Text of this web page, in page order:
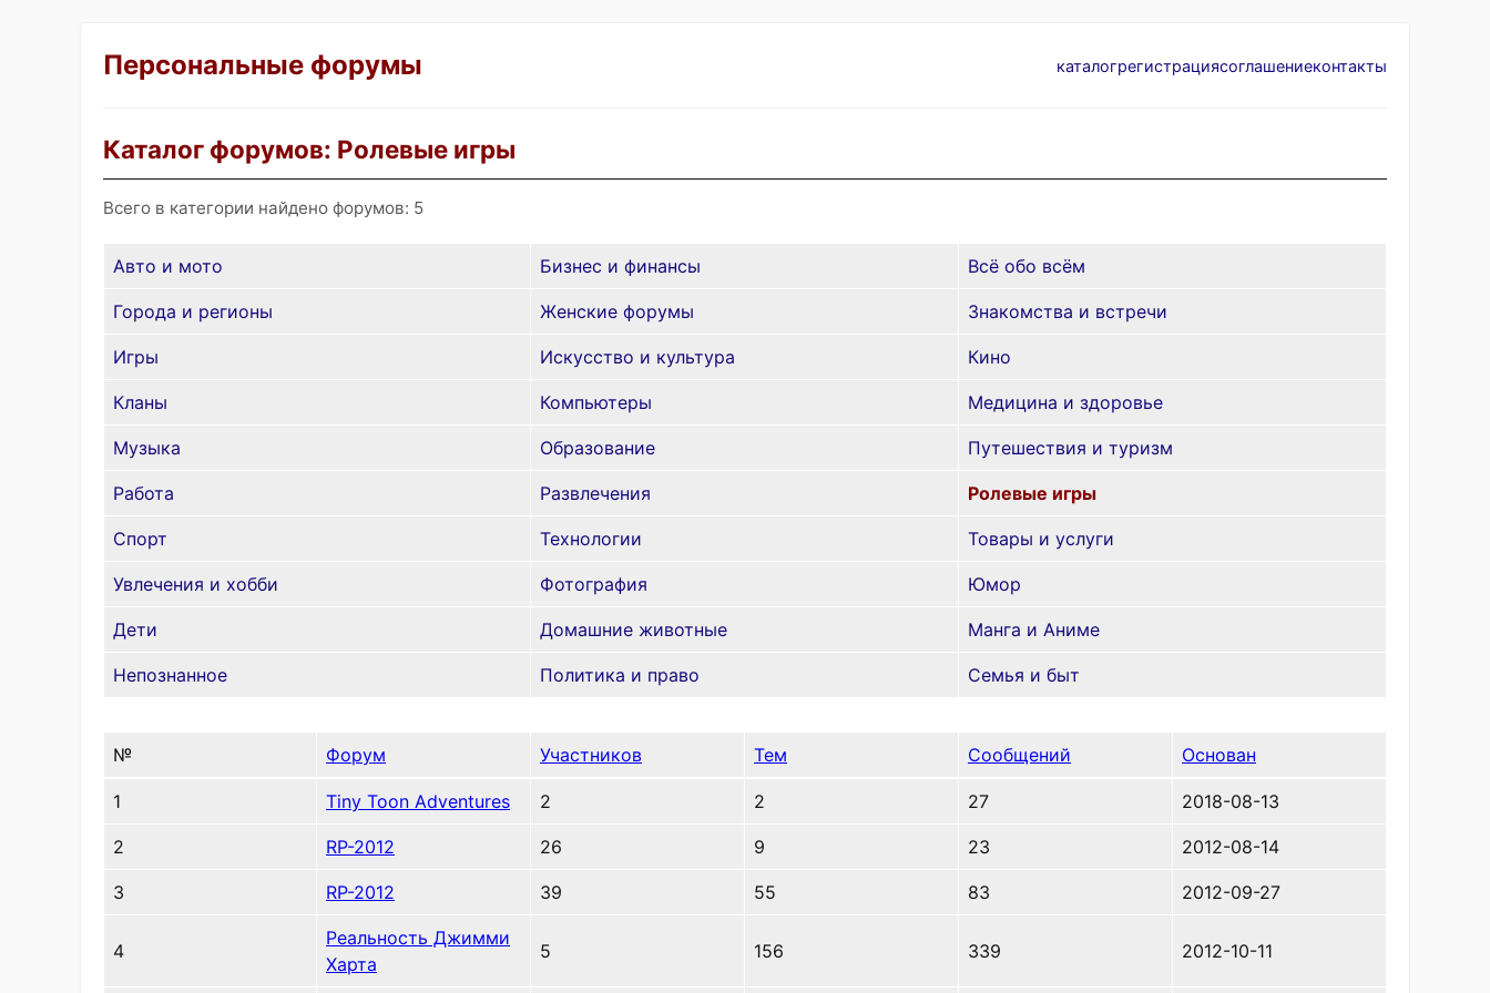
Персональные форумы каталогрегистрациясоглашениеконтакты
Каталог форумов: Ролевые игры
Всего в категории найдено форумов: 5
Авто и мото Бизнес и финансы Всё обо всём
Города и регионы Женские форумы Знакомства и встречи
Игры Искусство и культура Кино
Кланы Компьютеры Медицина и здоровье
Музыка Образование Путешествия и туризм
Работа Развлечения Ролевые игры
Спорт Технологии Товары и услуги
Увлечения и хобби Фотография Юмор
Дети Домашние животные Манга и Аниме
Непознанное Политика и право Семья и быт
№ Форум Участников Тем Сообщений Основан
1 Tiny Toon Adventures 2 2 27 2018-08-13
2 RP-2012 26 9 23 2012-08-14
3 RP-2012 39 55 83 2012-09-27
4
Реальность Джимми
Харта
5 156 339 2012-10-11